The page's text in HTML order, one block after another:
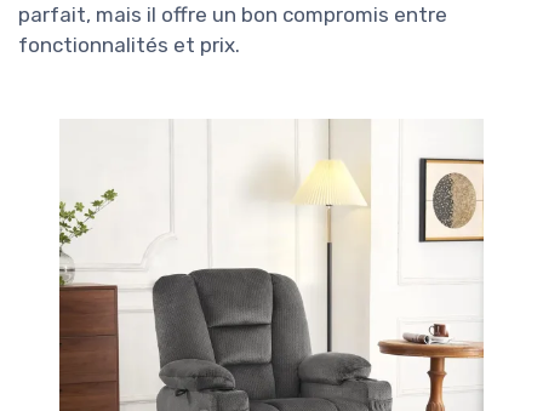
parfait, mais il offre un bon compromis entre
fonctionnalités et prix.